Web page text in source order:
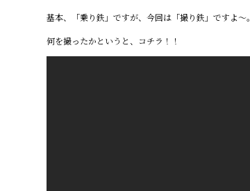
基本、「乗り鉄」ですが、今回は「撮り鉄」ですよ～。
何を撮ったかというと、コチラ！！